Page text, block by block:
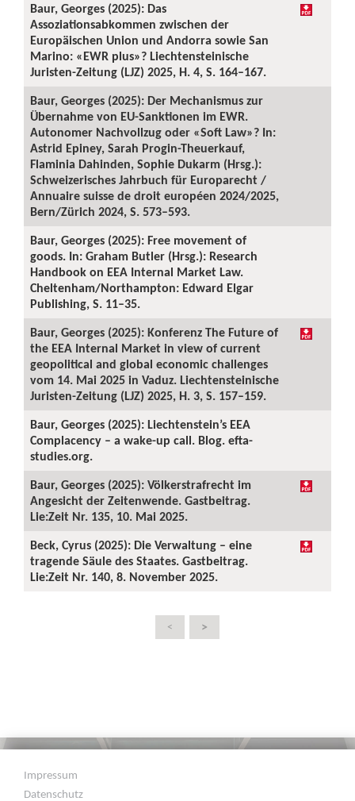
Baur, Georges (2025): Das
Assoziationsabkommen zwischen der
Europäischen Union und Andorra sowie San
Marino: «EWR plus»? Liechtensteinische
Juristen-Zeitung (LJZ) 2025, H. 4, S. 164–167.
Baur, Georges (2025): Der Mechanismus zur
Übernahme von EU-Sanktionen im EWR.
Autonomer Nachvollzug oder «Soft Law»? In:
Astrid Epiney, Sarah Progin-Theuerkauf,
Flaminia Dahinden, Sophie Dukarm (Hrsg.):
Schweizerisches Jahrbuch für Europarecht /
Annuaire suisse de droit européen 2024/2025,
Bern/Zürich 2024, S. 573–593.
Baur, Georges (2025): Free movement of
goods. In: Graham Butler (Hrsg.): Research
Handbook on EEA Internal Market Law.
Cheltenham/Northampton: Edward Elgar
Publishing, S. 11–35.
Baur, Georges (2025): Konferenz The Future of
the EEA Internal Market in view of current
geopolitical and global economic challenges
vom 14. Mai 2025 in Vaduz. Liechtensteinische
Juristen-Zeitung (LJZ) 2025, H. 3, S. 157–159.
Baur, Georges (2025): Liechtenstein’s EEA
Complacency – a wake-up call. Blog. efta-
studies.org.
Baur, Georges (2025): Völkerstrafrecht im
Angesicht der Zeitenwende. Gastbeitrag.
Lie:Zeit Nr. 135, 10. Mai 2025.
Beck, Cyrus (2025): Die Verwaltung – eine
tragende Säule des Staates. Gastbeitrag.
Lie:Zeit Nr. 140, 8. November 2025.
< >
Impressum
Datenschutz